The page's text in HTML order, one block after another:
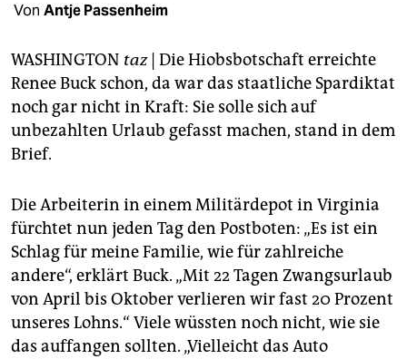
shop
fragen & hilfe
unterstützen
abo
genossenschaft
epaper login
Von Antje Passenheim
WASHINGTON taz | Die Hiobsbotschaft erreichte
Renee Buck schon, da war das staatliche Spardiktat
noch gar nicht in Kraft: Sie solle sich auf
unbezahlten Urlaub gefasst machen, stand in dem
Brief.
Die Arbeiterin in einem Militärdepot in Virginia
fürchtet nun jeden Tag den Postboten: „Es ist ein
Schlag für meine Familie, wie für zahlreiche
andere“, erklärt Buck. „Mit 22 Tagen Zwangsurlaub
von April bis Oktober verlieren wir fast 20 Prozent
unseres Lohns.“ Viele wüssten noch nicht, wie sie
das auffangen sollten. „Vielleicht das Auto